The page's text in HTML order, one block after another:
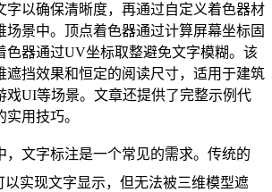
字以确保清晰度，再通过自定义着色器材
场景中。顶点着色器通过计算屏幕坐标固
色器通过UV坐标取整避免文字模糊。该
遮挡效果和恒定的阅读尺寸，适用于建筑
戏UI等场景。文章还提供了完整示例代
用技巧。
，文字标注是一个常见的需求。传统的
实现文字显示，但无法被三维模型遮